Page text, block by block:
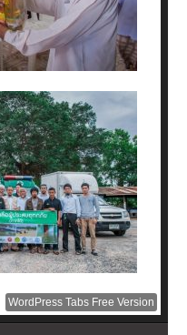
WordPress Tabs Free Version